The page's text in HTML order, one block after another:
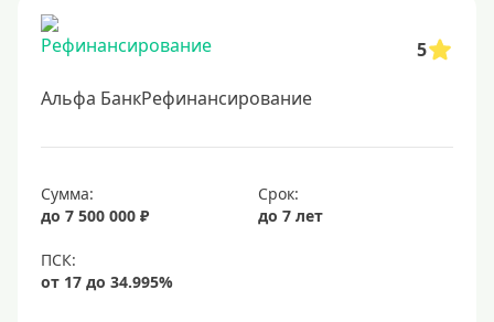
5
Альфа БанкРефинансирование
Сумма:
до 7 500 000 ₽
Срок:
до 7 лет